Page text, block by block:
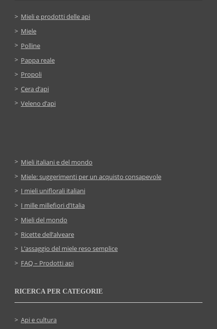
Mieli e prodotti delle api
Miele
Polline
Pappa reale
Propoli
Cera d’api
Veleno d’api
Mieli italiani e del mondo
Miele: suggerimenti per un acquisto consapevole
I mieli uniflorali italiani
I mille millefiori d’Italia
Mieli del mondo
Ricette dell’alveare
L’assaggio del miele reso semplice
FAQ – Prodotti api
RICERCA PER CATEGORIE
Api e cultura